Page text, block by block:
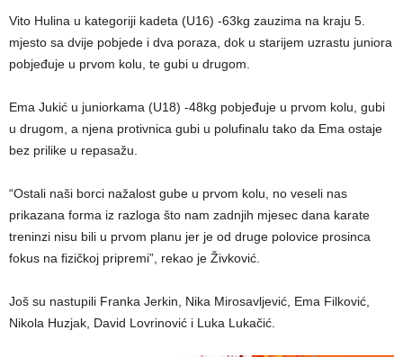
Vito Hulina u kategoriji kadeta (U16) -63kg zauzima na kraju 5.
mjesto sa dvije pobjede i dva poraza, dok u starijem uzrastu juniora
pobjeđuje u prvom kolu, te gubi u drugom.
Ema Jukić u juniorkama (U18) -48kg pobjeđuje u prvom kolu, gubi
u drugom, a njena protivnica gubi u polufinalu tako da Ema ostaje
bez prilike u repasažu.
“Ostali naši borci nažalost gube u prvom kolu, no veseli nas
prikazana forma iz razloga što nam zadnjih mjesec dana karate
treninzi nisu bili u prvom planu jer je od druge polovice prosinca
fokus na fizičkoj pripremi”, rekao je Živković.
Još su nastupili Franka Jerkin, Nika Mirosavljević, Ema Filković,
Nikola Huzjak, David Lovrinović i Luka Lukačić.